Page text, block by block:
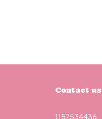
Contact us
1157534436